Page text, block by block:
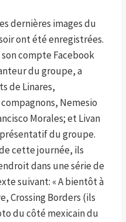
dernières images du
ont été enregistrées.
compte Facebook
du groupe, a
de Linares,
Nemesio
Morales; et Livan
du groupe.
cette journée, ils
dans une série de
suivant: « A bientôt à
Crossing Borders (ils
du côté mexicain du